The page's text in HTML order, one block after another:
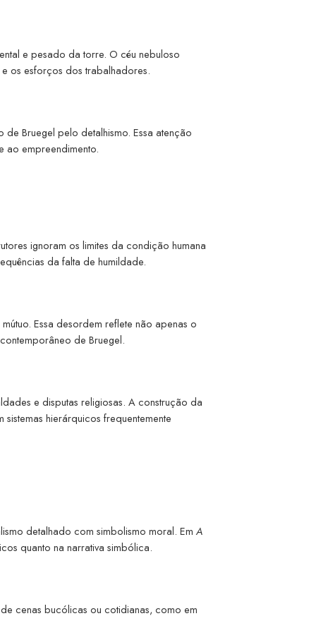
e pesado da torre. O céu nebuloso
e os esforços dos trabalhadores.
Bruegel pelo detalhismo. Essa atenção
ao empreendimento.
ignoram os limites da condição humana
da falta de humildade.
Essa desordem reflete não apenas o
de Bruegel.
e disputas religiosas. A construção da
hierárquicos frequentemente
detalhado com simbolismo moral. Em A
quanto na narrativa simbólica.
cenas bucólicas ou cotidianas, como em